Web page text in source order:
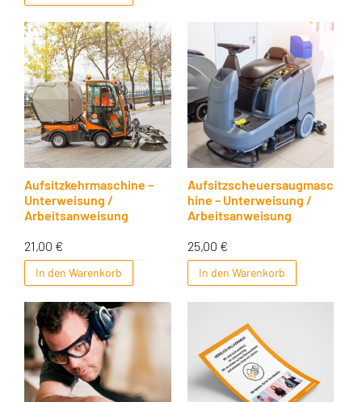
Aufsitzkehrmaschine –
Unterweisung /
Arbeitsanweisung
21,00 €
In den Warenkorb
Aufsitzscheuersaugmasc
hine – Unterweisung /
Arbeitsanweisung
25,00 €
In den Warenkorb